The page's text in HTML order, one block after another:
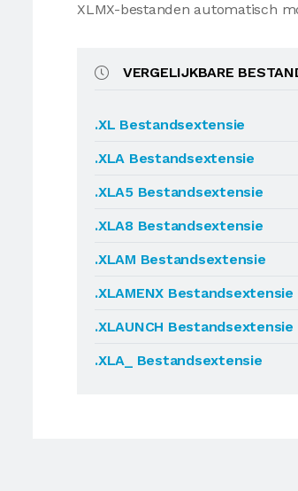
XLMX-bestanden automatisch
VERGELIJKBARE
.XL Bestandsextensie
.XLA Bestandsextensie
.XLA5 Bestandsextensie
.XLA8 Bestandsextensie
.XLAM Bestandsextensie
.XLAMENX Bestandsextensie
.XLAUNCH Bestandsextensie
.XLA_ Bestandsextensie